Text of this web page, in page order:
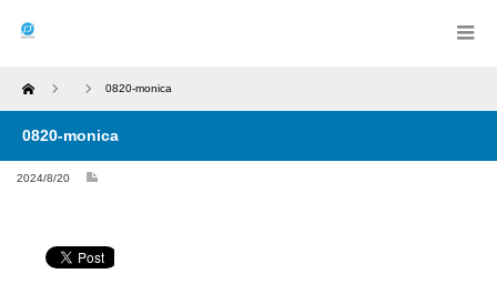
Home 0820-monica
0820-monica
2024/8/20